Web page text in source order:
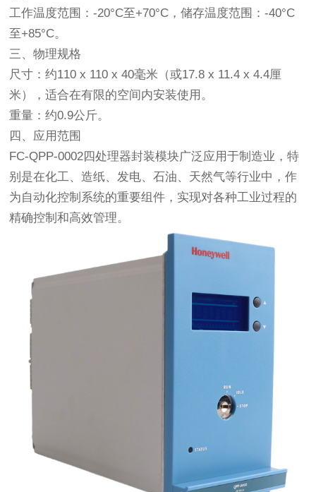
工作温度范围：-20°C至+70°C，储存温度范围：-40°C
至+85°C。
三、物理规格
尺寸：约110 x 110 x 40毫米（或17.8 x 11.4 x 4.4厘
米），适合在有限的空间内安装使用。
重量：约0.9公斤。
四、应用范围
FC-QPP-0002四处理器封装模块广泛应用于制造业，特
别是在化工、造纸、发电、石油、天然气等行业中，作
为自动化控制系统的重要组件，实现对各种工业过程的
精确控制和高效管理。